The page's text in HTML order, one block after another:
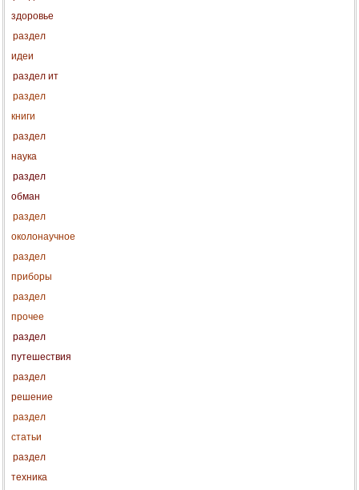
здоровье
раздел
идеи
раздел ит
раздел
книги
раздел
наука
раздел
обман
раздел
околонаучное
раздел
приборы
раздел
прочее
раздел
путешествия
раздел
решение
раздел
статьи
раздел
техника